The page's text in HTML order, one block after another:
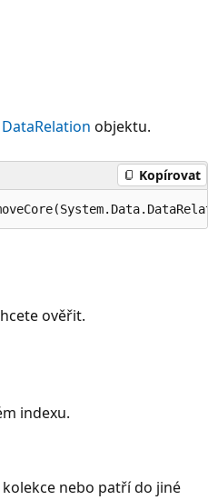
DataRelation objektu.
Kopírovat
ověřit.
indexu.
nebo patří do jiné